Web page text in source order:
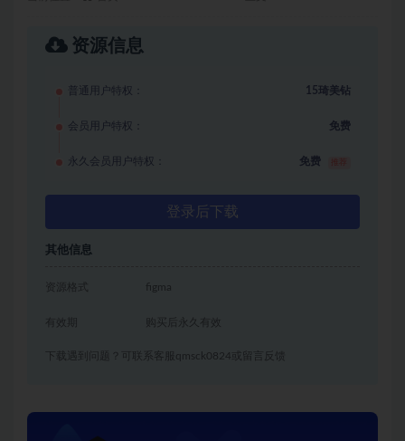
资源信息
普通用户特权： 15琦美钻
会员用户特权： 免费
永久会员用户特权： 免费
登录后下载
其他信息
资源格式 figma
有效期 购买后永久有效
下载遇到问题？可联系客服qmsck0824或留言反馈